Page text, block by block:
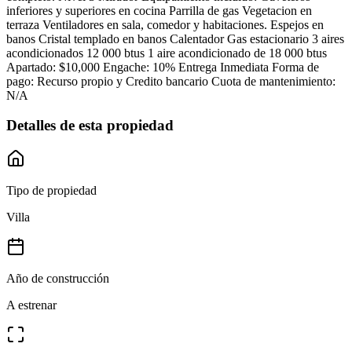
inferiores y superiores en cocina Parrilla de gas Vegetacion en
terraza Ventiladores en sala, comedor y habitaciones. Espejos en
banos Cristal templado en banos Calentador Gas estacionario 3 aires
acondicionados 12 000 btus 1 aire acondicionado de 18 000 btus
Apartado: $10,000 Engache: 10% Entrega Inmediata Forma de
pago: Recurso propio y Credito bancario Cuota de mantenimiento:
N/A
Detalles de esta propiedad
Tipo de propiedad
Villa
Año de construcción
A estrenar